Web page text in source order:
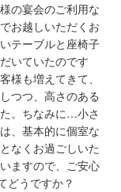
の宴会のご利用な
お越しいただくお
テーブルと座椅子
いていたのです
様も増えてきて、
つつ、高さのある
。ちなみに…小さ
、基本的に個室な
なくお過ごしいた
ますので、ご安心
どうですか？